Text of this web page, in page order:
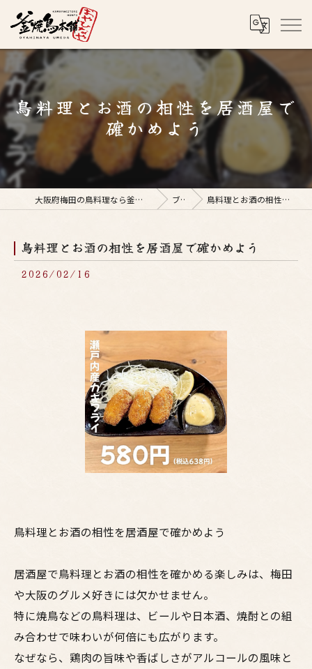
鳥料理とお酒の相性を居酒屋で
確かめよう
大阪府梅田の鳥料理なら釜焼鳥本舗おやひなや 梅田店 ブログ 鳥料理とお酒の相性を居酒屋で確かめよう
鳥料理とお酒の相性を居酒屋で確かめよう
2026/02/16
鳥料理とお酒の相性を居酒屋で確かめよう
居酒屋で鳥料理とお酒の相性を確かめる楽しみは、梅田
や大阪のグルメ好きには欠かせません。
特に焼鳥などの鳥料理は、ビールや日本酒、焼酎との組
み合わせで味わいが何倍にも広がります。
なぜなら、鶏肉の旨味や香ばしさがアルコールの風味と